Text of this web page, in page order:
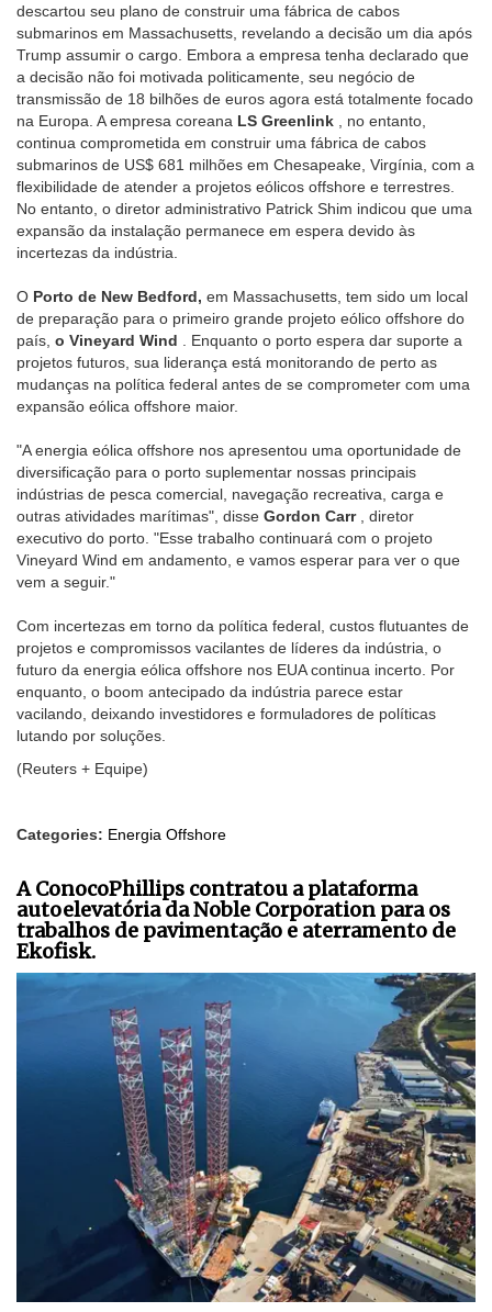
descartou seu plano de construir uma fábrica de cabos
submarinos em Massachusetts, revelando a decisão um dia após
Trump assumir o cargo. Embora a empresa tenha declarado que
a decisão não foi motivada politicamente, seu negócio de
transmissão de 18 bilhões de euros agora está totalmente focado
na Europa. A empresa coreana LS Greenlink , no entanto,
continua comprometida em construir uma fábrica de cabos
submarinos de US$ 681 milhões em Chesapeake, Virgínia, com a
flexibilidade de atender a projetos eólicos offshore e terrestres.
No entanto, o diretor administrativo Patrick Shim indicou que uma
expansão da instalação permanece em espera devido às
incertezas da indústria.
O Porto de New Bedford, em Massachusetts, tem sido um local
de preparação para o primeiro grande projeto eólico offshore do
país, o Vineyard Wind . Enquanto o porto espera dar suporte a
projetos futuros, sua liderança está monitorando de perto as
mudanças na política federal antes de se comprometer com uma
expansão eólica offshore maior.
"A energia eólica offshore nos apresentou uma oportunidade de
diversificação para o porto suplementar nossas principais
indústrias de pesca comercial, navegação recreativa, carga e
outras atividades marítimas", disse Gordon Carr, diretor
executivo do porto. "Esse trabalho continuará com o projeto
Vineyard Wind em andamento, e vamos esperar para ver o que
vem a seguir."
Com incertezas em torno da política federal, custos flutuantes de
projetos e compromissos vacilantes de líderes da indústria, o
futuro da energia eólica offshore nos EUA continua incerto. Por
enquanto, o boom antecipado da indústria parece estar
vacilando, deixando investidores e formuladores de políticas
lutando por soluções.
(Reuters + Equipe)
Categories: Energia Offshore
A ConocoPhillips contratou a plataforma
autoelevatória da Noble Corporation para os
trabalhos de pavimentação e aterramento de
Ekofisk.